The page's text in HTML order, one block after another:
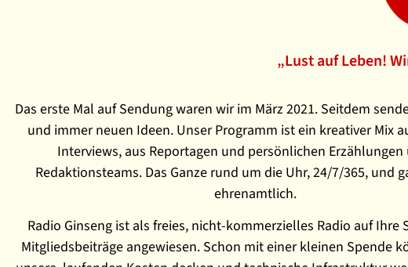
„Lust auf Leben!
Das erste Mal auf Sendung waren wir im März 2021. Seitdem
und immer neuen Ideen. Unser Programm ist ein kreativer Mix
Interviews, aus Reportagen und persönlichen Erzählungen
Redaktionsteams. Das Ganze rund um die Uhr, 24/7/365, und
ehrenamtlich.
Radio Ginseng ist als freies, nicht-kommerzielles Radio auf Ihre
Mitgliedsbeiträge angewiesen. Schon mit einer kleinen Spende